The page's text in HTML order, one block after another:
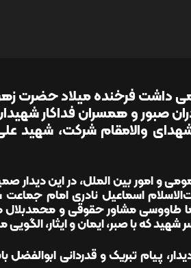
داشت فرخنده میلاد حضرت
صبور و همسران فداکار
شهدای والامقام شرکت، شهید
و امور بین الملل، در این دیدار
اسماعیل نادری امام
طاووسی مشاور حقوقی و محمدبلال
شهید که با صبر، ایمان و ایثار،
پیام تبریک و قدردانی ابوالفضل